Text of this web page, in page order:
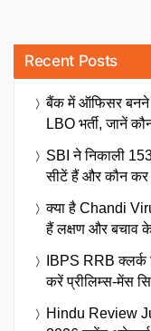
Recent Posts
बैंक में ऑफिसर बनने
LBO भर्ती, जानें
SBI ने निकाली
सीटें हैं और कौन
क्या है Chandi
हैं लक्षण और बचाव
IBPS RRB क्लर्क
करें प्रीलिम्स-मेंस
Hindu Review